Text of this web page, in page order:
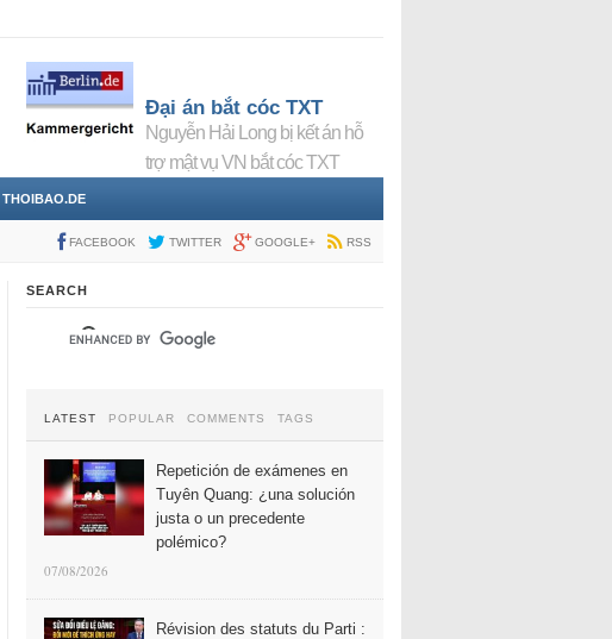
Đại án bắt cóc TXT
Nguyễn Hải Long bị kết án hỗ
trợ mật vụ VN bắt cóc TXT
FACEBOOK TWITTER GOOGLE+ RSS
SEARCH
LATEST POPULAR COMMENTS TAGS
Repetición de exámenes en
Tuyên Quang: ¿una solución
justa o un precedente
polémico?
07/08/2026
Révision des statuts du Parti :